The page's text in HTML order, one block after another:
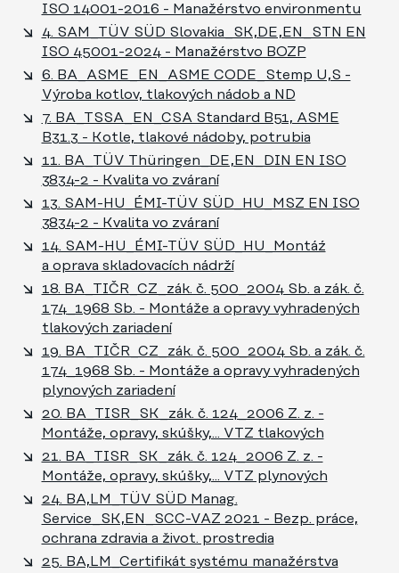
ISO 14001-2016 - Manažérstvo environmentu
4. SAM_TÜV SÜD Slovakia_SK,DE,EN_STN EN
ISO 45001-2024 - Manažérstvo BOZP
6. BA_ASME_EN_ASME CODE_Stemp U,S -
Výroba kotlov, tlakových nádob a ND
7. BA_TSSA_EN_CSA Standard B51, ASME
B31.3 - Kotle, tlakové nádoby, potrubia
11. BA_TÜV Thüringen_DE,EN_DIN EN ISO
3834-2 - Kvalita vo zváraní
13. SAM-HU_ÉMI-TÜV SÜD_HU_MSZ EN ISO
3834-2 - Kvalita vo zváraní
14. SAM-HU_ÉMI-TÜV SÜD_HU_Montáź
a oprava skladovacích nádrží
18. BA_TIČR_CZ_zák. č. 500_2004 Sb. a zák. č.
174_1968 Sb. - Montáže a opravy vyhradených
tlakových zariadení
19. BA_TIČR_CZ_zák. č. 500_2004 Sb. a zák. č.
174_1968 Sb. - Montáže a opravy vyhradených
plynových zariadení
20. BA_TISR_SK_zák. č. 124_2006 Z. z. -
Montáže, opravy, skúšky,... VTZ tlakových
21. BA_TISR_SK_zák. č. 124_2006 Z. z. -
Montáže, opravy, skúšky,... VTZ plynových​
24. BA,LM_TÜV SÜD Manag.
Service_SK,EN_SCC-VAZ 2021 - Bezp. práce,
ochrana zdravia a život. prostredia
25. BA,LM_Certifikát systému manažérstva